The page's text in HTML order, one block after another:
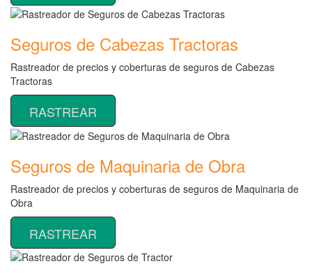
Seguros de Cabezas Tractoras
Rastreador de precios y coberturas de seguros de Cabezas
Tractoras
RASTREAR
Seguros de Maquinaria de Obra
Rastreador de precios y coberturas de seguros de Maquinaria de
Obra
RASTREAR